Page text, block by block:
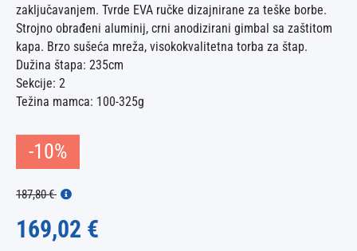
zaključavanjem. Tvrde EVA ručke dizajnirane za teške borbe.
Strojno obrađeni aluminij, crni anodizirani gimbal sa zaštitom
kapa. Brzo sušeća mreža, visokokvalitetna torba za štap.
Dužina štapa: 235cm
Sekcije: 2
Težina mamca: 100-325g
-10%
187,80 €
169,02 €